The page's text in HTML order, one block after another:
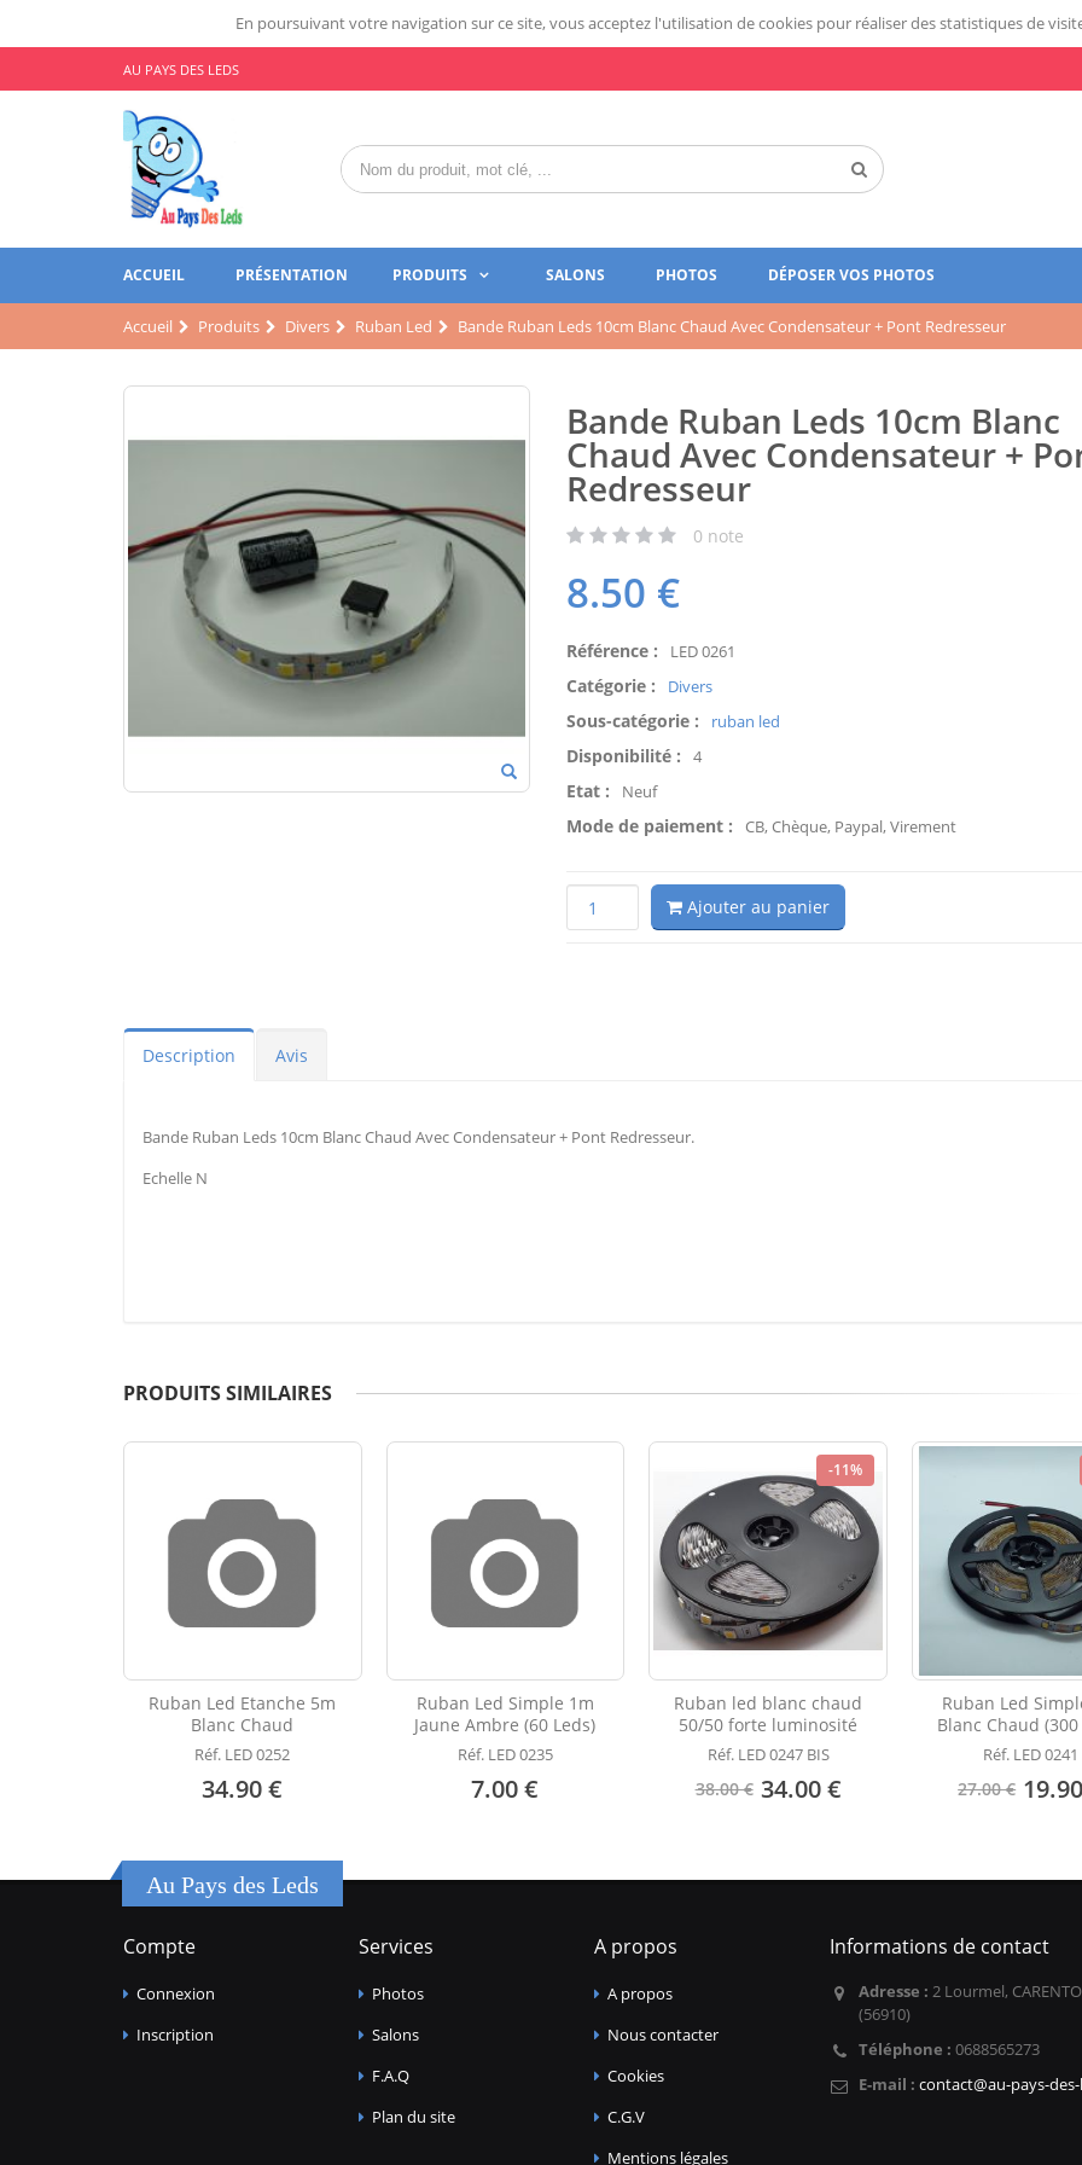
En poursuivant votre navigation sur ce site, vous acceptez l'utilisation de cookies pour réaliser des statistiques de
AU PAYS DES LEDS
ACCUEIL PRÉSENTATION PRODUITS SALONS PHOTOS DÉPOSER VOS PHOTOS
Accueil Produits Divers Ruban Led Bande Ruban Leds 10cm Blanc Chaud Avec Condensateur + Pont Redresseur
Bande Ruban Leds 10cm Blanc
Chaud Avec Condensateur +
Redresseur
0 note
8.50 €
Référence : LED 0261
Catégorie : Divers
Sous-catégorie : ruban led
Disponibilité : 4
Etat : Neuf
Mode de paiement : CB, Chèque, Paypal, Virement
Ajouter au panier
Description Avis
Bande Ruban Leds 10cm Blanc Chaud Avec Condensateur + Pont Redresseur.
Echelle N
PRODUITS SIMILAIRES
Ruban Led Etanche 5m
Blanc Chaud
Réf. LED 0252
34.90 €
Ruban Led Simple 1m
Jaune Ambre (60 Leds)
Réf. LED 0235
7.00 €
-11%
Ruban led blanc chaud
50/50 forte luminosité
Réf. LED 0247 BIS
38.00 € 34.00 €
Ruban Led
Blanc Chaud (300
Réf. LED 0241
27.00 €
Au Pays des Leds
Compte
Connexion
Inscription
Services
Photos
Salons
F.A.Q
Plan du site
A propos
A propos
Nous contacter
Cookies
C.G.V
Mentions légales
Informations de contact
Adresse : 2 Lourmel,
(56910)
Téléphone : 0688565273
E-mail : contact@au-pays-